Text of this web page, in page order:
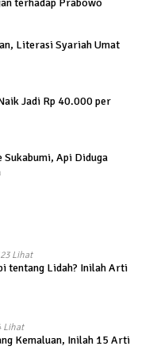
Literasi Syariah Umat
Jadi Rp 40.000 per
Sukabumi, Api Diduga
Lihat
tentang Lidah? Inilah Arti
Lihat
Kemaluan, Inilah 15 Arti